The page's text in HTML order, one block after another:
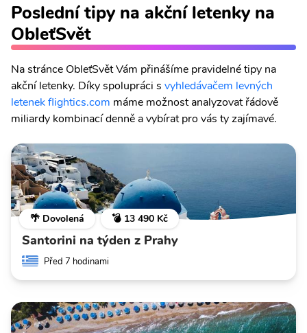
Poslední tipy na akční letenky na
ObleťSvět
Na stránce ObleťSvět Vám přinášíme pravidelné tipy na
akční letenky. Díky spolupráci s vyhledávačem levných
letenek flightics.com máme možnost analyzovat řádově
miliardy kombinací denně a vybírat pro vás ty zajímavé.
🌴 Dovolená 💣 13 490 Kč
Santorini na týden z Prahy
Před 7 hodinami